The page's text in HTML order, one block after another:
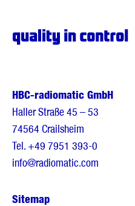
HBC-radiomatic GmbH
Haller Straße 45 – 53
74564 Crailsheim
Tel.+49 7951 393-0
info@radiomatic.com
Sitemap